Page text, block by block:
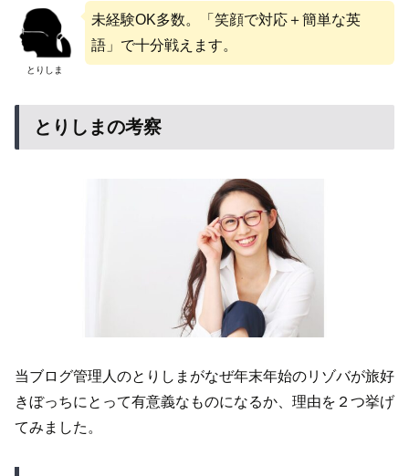
とりしま
未経験OK多数。「笑顔で対応＋簡単な英
語」で十分戦えます。
とりしまの考察
当ブログ管理人のとりしまがなぜ年末年始のリゾバが旅好
きぼっちにとって有意義なものになるか、理由を２つ挙げ
てみました。